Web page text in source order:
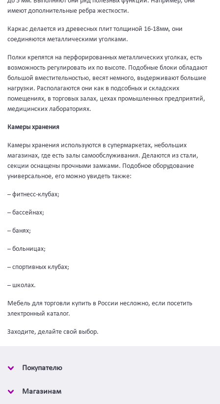
имеют дополнительные ребра жесткости.
Каркас делается из древесных плит толщиной 16-18мм, они
соединяются металлическими уголками.
Полки крепятся на перфорированных металлических уголках, есть
возможность регулировать их по высоте. Подобные блоки обладают
большой вместительностью, весят немного, выдерживают большие
нагрузки. Располагаются они как в подсобных и складских
помещениях, в торговых залах, цехах промышленных предприятий,
медицинских лабораториях.
Камеры хранения
Камеры хранения используются в супермаркетах, небольших
магазинах, где есть залы самообслуживания. Делаются из стали,
секции оснащены прочными замками. Подобное оборудование
универсальное, его можно увидеть также:
– фитнесс-клубах;
– бассейнах;
– банях;
– больницах;
– спортивных клубах;
– школах.
Мебель для торговли купить в России несложно, если посетить
электронный каталог.
Заходите, делайте свой выбор.
Покупателю
Магазинам